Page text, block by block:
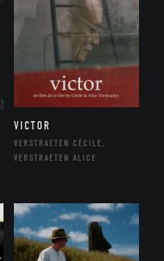
VICTOR
VERSTRAETEN CÉCILE,
VERSTRAETEN ALICE